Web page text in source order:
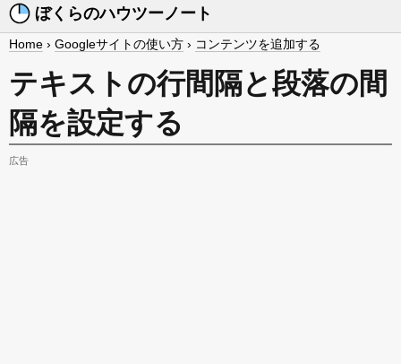
ぼくらのハウツーノート
Home › Googleサイトの使い方 › コンテンツを追加する
テキストの行間隔と段落の間
隔を設定する
広告